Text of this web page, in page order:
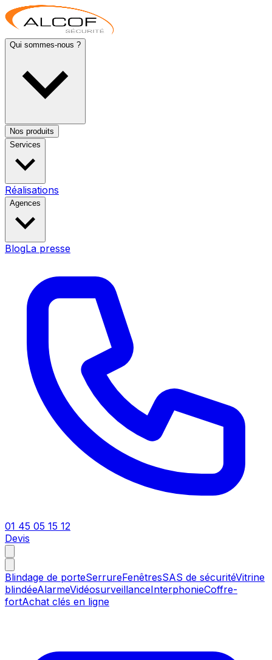
Qui sommes-nous ?
Nos produits
Services
Réalisations
Agences
BlogLa presse
01 45 05 15 12
Devis
Blindage de porteSerrureFenêtresSAS de sécuritéVitrine
blindéeAlarmeVidéosurveillanceInterphonieCoffre-
fortAchat clés en ligne